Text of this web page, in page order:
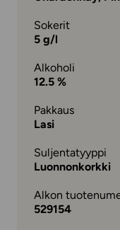
Sokerit
5 g/l
Alkoholi
12.5 %
Pakkaus
Lasi
Suljentatyyppi
Luonnonkorkki
Alkon
529154